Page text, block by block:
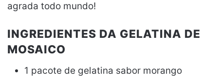
agrada todo mundo!
INGREDIENTES DA GELATINA DE
MOSAICO
1 pacote de gelatina sabor morango